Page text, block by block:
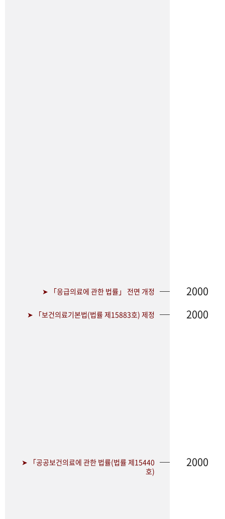
➤ 「응급의료에 관한 법률」 전면 개정 2000
➤ 「보건의료기본법(법률 제15883호) 제정 2000
➤ 「공공보건의료에 관한 법률(법률 제15440
호)
2000